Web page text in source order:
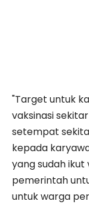
"Target untuk
vaksinasi
setempat
kepada
yang sudah
pemerintah
untuk warga